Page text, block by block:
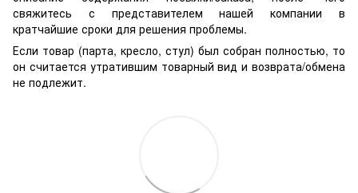
свяжитесь с представителем нашей компании в
кратчайшие сроки для решения проблемы.
Если товар (парта, кресло, стул) был собран полностью, то
он считается утратившим товарный вид и возврата/обмена
не подлежит.